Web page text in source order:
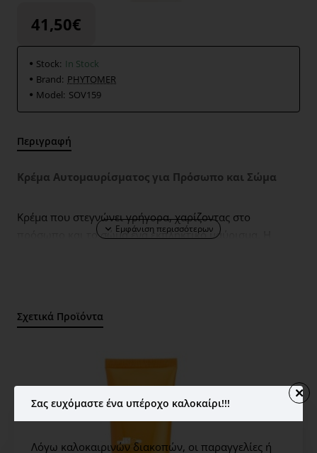
Σας ευχόμαστε ένα υπέροχο καλοκαίρι!!!
Λόγω καλοκαιρινών διακοπών, οι παραγγελίες ή
41,50€
Stock: In Stock
Brand: PHYTOMER
Model: SOV159
Περιγραφή
Κρέμα Αυτομαυρίσματος για Πρόσωπο και Σώμα
Κρέμα που στεγνώνει γρήγορα, χαρίζοντας στο
πρόσωπο και το σώμα ένα εκπληκτικό μαύρισμα. Η
καλοκαιριού στο δέρμα σας! Η Resultat Soleil Creme
στα ρούχα και δημιουργεί ένα μεταξένιο αποτέλεσμα.
Ενεργά συστατικά
DHA ενεργό συστατικό αυτομαυρίσματος: Προσφέρει
Σχετικά Προϊόντα